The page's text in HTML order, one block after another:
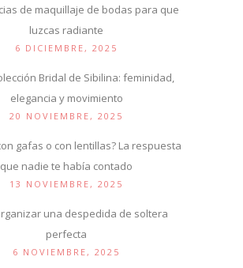
de maquillaje de bodas para que
luzcas radiante
6 DICIEMBRE, 2025
Bridal de Sibilina: feminidad,
elegancia y movimiento
20 NOVIEMBRE, 2025
gafas o con lentillas? La respuesta
que nadie te había contado
13 NOVIEMBRE, 2025
una despedida de soltera
perfecta
6 NOVIEMBRE, 2025